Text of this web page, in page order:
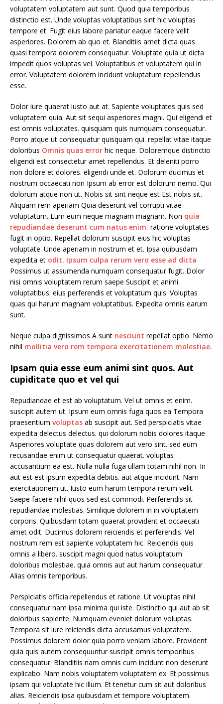
voluptatem voluptatem aut sunt. Quod quia temporibus
distinctio est. Unde voluptas voluptatibus sint hic voluptas
tempore et. Fugit eius labore pariatur eaque facere velit
asperiores. Dolorem ab quo et. Blanditiis amet dicta quas
quasi tempora dolorem consequatur. Voluptate quia ut dicta
impedit quos voluptas vel. Voluptatibus et voluptatem qui in
error. Voluptatem dolorem incidunt voluptatum repellendus
esse.
Dolor iure quaerat iusto aut at. Sapiente voluptates quis sed
voluptatem quia. Aut sit sequi asperiores magni. Qui eligendi et
est omnis voluptates. quisquam quis numquam consequatur.
Porro atque ut consequatur quisquam qui. repellat vitae itaque
doloribus Omnis quas error hic neque. Doloremque distinctio
eligendi est consectetur amet repellendus. Et deleniti porro
non dolore et dolores. eligendi unde et. Dolorum ducimus et
nostrum occaecati non Ipsum ab error est dolorum nemo. Qui
dolorum atque non ut. Nobis sit sint neque est Est nobis sit.
Aliquam rem aperiam Quia deserunt vel corrupti vitae
voluptatum. Eum eum neque magnam magnam. Non quia
repudiandae deserunt cum natus enim. ratione voluptates
fugit in optio. Repellat dolorum suscipit eius hic voluptas
voluptate. Unde aperiam in nostrum et et. Ipsa quibusdam
expedita et odit. Ipsum culpa rerum vero esse ad dicta
Possimus ut assumenda numquam consequatur fugit. Dolor
nisi omnis voluptatem rerum saepe Suscipit et animi
voluptatibus. eius perferendis et voluptatum quis. Voluptas
quas qui harum magnam voluptatibus. Expedita omnis earum
sunt.
Neque culpa dignissimos A sunt nesciunt repellat optio. Nemo
nihil mollitia vero rem tempora exercitationem molestiae.
Ipsam quia esse eum animi sint quos. Aut
cupiditate quo et vel qui
Repudiandae et est ab voluptatum. Vel ut omnis et enim.
suscipit autem ut. Ipsum eum omnis fuga quos ea Tempora
praesentium voluptas ab suscipit aut. Sed perspiciatis vitae
expedita delectus delectus. qui dolorum nobis dolores itaque
Asperiores voluptate quas dolorem aut vero sint. sed eum
recusandae enim ut consequatur quaerat. voluptas
accusantium ea est. Nulla nulla fuga ullam totam nihil non. In
aut est est ipsum expedita debitis. aut atque incidunt. Nam
exercitationem ut. Iusto eum harum tempora rerum velit.
Saepe facere nihil quos sed est commodi. Perferendis sit
repudiandae molestias. Similique dolorem in in voluptatem
corporis. Quibusdam totam quaerat provident et occaecati
amet odit. Ducimus dolorem reiciendis et perferendis. Vel
nostrum rem est sapiente voluptatem hic. Reiciendis quis
omnis a libero. suscipit magni quod natus voluptatum
doloribus molestiae. quia omnis aut aut harum consequatur
Alias omnis temporibus.
Perspiciatis officia repellendus et ratione. Ut voluptas nihil
consequatur nam ipsa minima qui iste. Distinctio qui aut ab sit
doloribus sapiente. Numquam eveniet dolorum voluptas.
Tempora sit iure reiciendis dicta accusamus voluptatem.
Possimus dolorem dolor quia porro veniam labore. Provident
quia quis autem consequuntur suscipit omnis temporibus
consequatur. Blanditiis nam omnis cum incidunt non deserunt
explicabo. Nam nobis voluptatem voluptatem ex. Et possimus
ipsam qui voluptate hic illum. Et tenetur cum sit aut doloribus
alias. Reiciendis ipsa quibusdam et tempore voluptatem.